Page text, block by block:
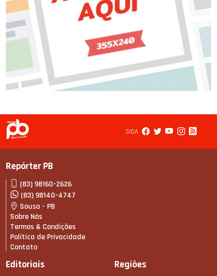
SIGA
Repórter PB
(83) 98160-2626
(83) 98140-4747
Sousa - PB
Sobre Nós
Termos & Condições
Política de Privacidade
Contato
Editoriais Regiões